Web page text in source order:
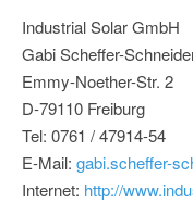
Industrial Solar GmbH
Gabi Scheffer-
Emmy-Noether-Str. 2
D-79110 Freiburg
Tel: 0761 / 47914-54
E-Mail: gabi.scheffer-
Internet: http://